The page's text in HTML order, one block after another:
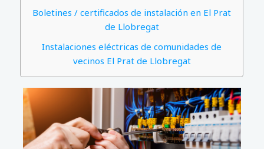
Boletines / certificados de instalación en El Prat
de Llobregat
Instalaciones eléctricas de comunidades de
vecinos El Prat de Llobregat